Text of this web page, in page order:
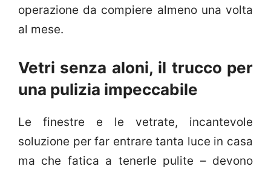
operazione da compiere almeno una volta
al mese.
Vetri senza aloni, il trucco per
una pulizia impeccabile
Le finestre e le vetrate, incantevole
soluzione per far entrare tanta luce in casa
ma che fatica a tenerle pulite – devono